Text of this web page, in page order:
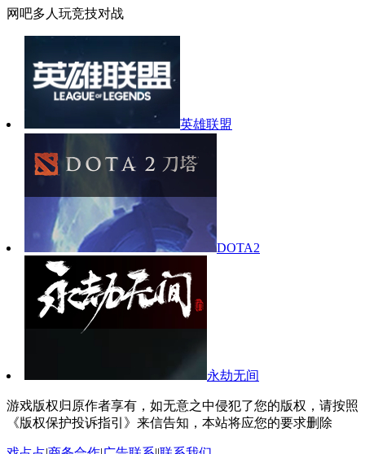
网吧多人玩竞技对战
英雄联盟
DOTA2
永劫无间
游戏版权归原作者享有，如无意之中侵犯了您的版权，请按照
《版权保护投诉指引》来信告知，本站将应您的要求删除